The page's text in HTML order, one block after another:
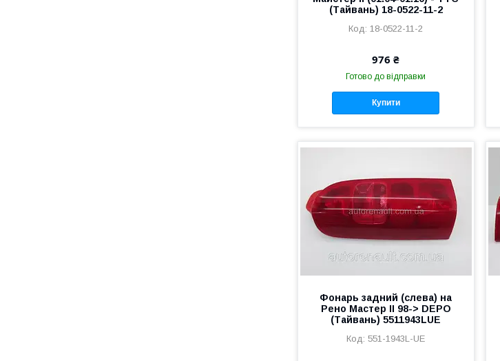
(Тайвань) 18-0522-11-2
18-0522-11-2
976 ₴
Готово до відправки
Купити
Фонарь задний (слева) на
Рено Мастер II 98-> DEPO
(Тайвань) 5511943LUE
551-1943L-UE